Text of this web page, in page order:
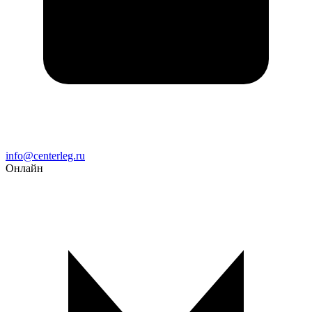
Email
info@centerleg.ru
Онлайн